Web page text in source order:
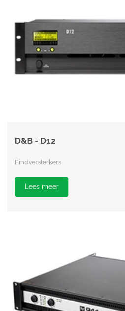
D&B - D12
Eindversterkers
Lees meer